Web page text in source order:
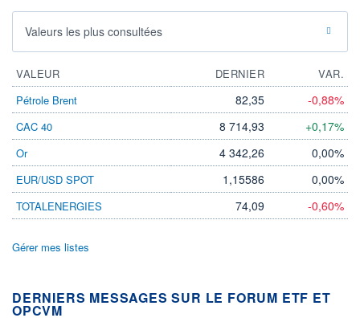
Valeurs les plus consultées
VALEUR DERNIER
VAR.
Pétrole Brent
82,35 -0,88%
CAC 40 8 714,93 +0,17%
Or 4 342,26 0,00%
EUR/USD SPOT 1,15586 0,00%
TOTALENERGIES 74,09 -0,60%
Gérer mes listes
DERNIERS MESSAGES SUR LE FORUM ETF ET
OPCVM